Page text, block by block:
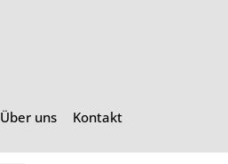
Über uns Kontakt